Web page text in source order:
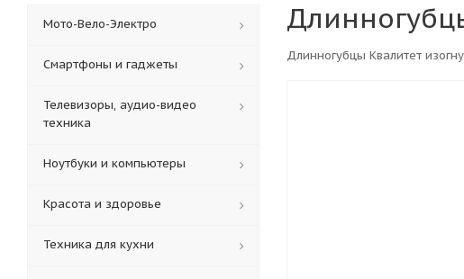
Длинногубцы Квалитет
Мото-Вело-Электро
Смартфоны и гаджеты
Телевизоры, аудио-видео
техника
Ноутбуки и компьютеры
Красота и здоровье
Техника для кухни